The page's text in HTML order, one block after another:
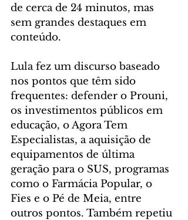
de cerca de 24 minutos, mas
sem grandes destaques em
conteúdo.
Lula fez um discurso baseado
nos pontos que têm sido
frequentes: defender o Prouni,
os investimentos públicos em
educação, o Agora Tem
Especialistas, a aquisição de
equipamentos de última
geração para o SUS, programas
como o Farmácia Popular, o
Fies e o Pé de Meia, entre
outros pontos. Também repetiu